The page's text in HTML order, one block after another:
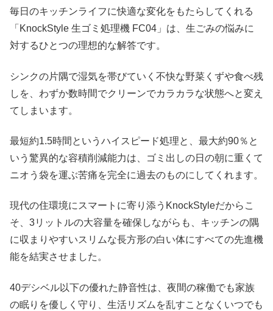
毎日のキッチンライフに快適な変化をもたらしてくれる
「KnockStyle 生ゴミ処理機 FC04」は、生ごみの悩みに
対するひとつの理想的な解答です。
シンクの片隅で湿気を帯びていく不快な野菜くずや食べ残
しを、わずか数時間でクリーンでカラカラな状態へと変え
てしまいます。
最短約1.5時間というハイスピード処理と、最大約90％と
いう驚異的な容積削減能力は、ゴミ出しの日の朝に重くて
ニオう袋を運ぶ苦痛を完全に過去のものにしてくれます。
現代の住環境にスマートに寄り添うKnockStyleだからこ
そ、3リットルの大容量を確保しながらも、キッチンの隅
に収まりやすいスリムな長方形の白い体にすべての先進機
能を結実させました。
40デシベル以下の優れた静音性は、夜間の稼働でも家族
の眠りを優しく守り、生活リズムを乱すことなくいつでも